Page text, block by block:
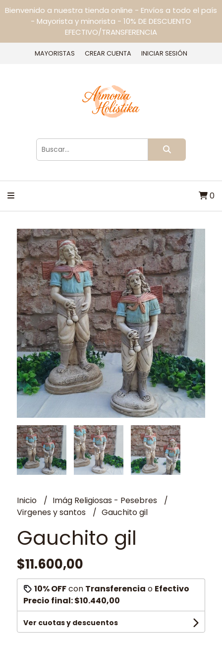
Bienvenido a nuestra tienda online - Envíos a todo el país
- Mayorista y minorista - 10% DE DESCUENTO
EFECTIVO/TRANSFERENCIA
MAYORISTAS CREAR CUENTA INICIAR SESIÓN
0
Inicio
Imág Religiosas - Pesebres
Virgenes y santos
Gauchito gil
Gauchito gil
$11.600,00
10% OFFcon Transferencia o Efectivo
Precio final:$10.440,00
Ver cuotas y descuentos